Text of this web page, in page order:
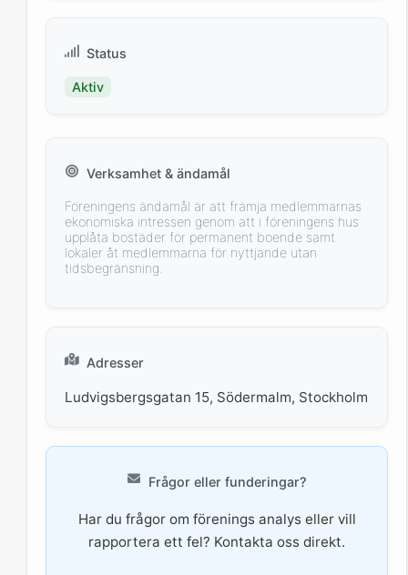
Status
Aktiv
Verksamhet & ändamål
Föreningens ändamål är att främja medlemmarnas
ekonomiska intressen genom att i föreningens hus
upplåta bostäder för permanent boende samt
lokaler åt medlemmarna för nyttjande utan
tidsbegränsning.
Adresser
Ludvigsbergsgatan 15, Södermalm, Stockholm
Frågor eller funderingar?
Har du frågor om förenings analys eller vill
rapportera ett fel? Kontakta oss direkt.